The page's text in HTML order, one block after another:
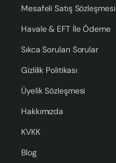
Mesafeli Satış Sözleşmesi
Havale & EFT İle Ödeme
Sıkca Sorulan Sorular
Gizlilik Politikası
Üyelik Sözleşmesi
Hakkımızda
KVKK
Blog